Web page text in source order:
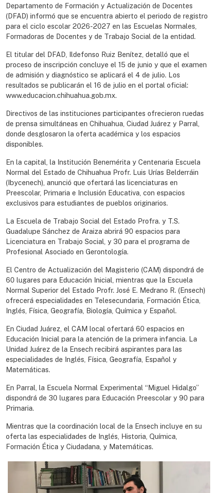
Departamento de Formación y Actualización de Docentes
(DFAD) informó que se encuentra abierto el periodo de registro
para el ciclo escolar 2026-2027 en las Escuelas Normales,
Formadoras de Docentes y de Trabajo Social de la entidad.
El titular del DFAD, Ildefonso Ruiz Benítez, detalló que el
proceso de inscripción concluye el 15 de junio y que el examen
de admisión y diagnóstico se aplicará el 4 de julio. Los
resultados se publicarán el 16 de julio en el portal oficial:
www.educacion.chihuahua.gob.mx.
Directivos de las instituciones participantes ofrecieron ruedas
de prensa simultáneas en Chihuahua, Ciudad Juárez y Parral,
donde desglosaron la oferta académica y los espacios
disponibles.
En la capital, la Institución Benemérita y Centenaria Escuela
Normal del Estado de Chihuahua Profr. Luis Urías Belderráin
(Ibycenech), anunció que ofertará las licenciaturas en
Preescolar, Primaria e Inclusión Educativa, con espacios
exclusivos para estudiantes de pueblos originarios.
La Escuela de Trabajo Social del Estado Profra. y T.S.
Guadalupe Sánchez de Araiza abrirá 90 espacios para
Licenciatura en Trabajo Social, y 30 para el programa de
Profesional Asociado en Gerontología.
El Centro de Actualización del Magisterio (CAM) dispondrá de
60 lugares para Educación Inicial, mientras que la Escuela
Normal Superior del Estado Profr. José E. Medrano R. (Ensech)
ofrecerá especialidades en Telesecundaria, Formación Ética,
Inglés, Física, Geografía, Biología, Química y Español.
En Ciudad Juárez, el CAM local ofertará 60 espacios en
Educación Inicial para la atención de la primera infancia. La
Unidad Juárez de la Ensech recibirá aspirantes para las
especialidades de Inglés, Física, Geografía, Español y
Matemáticas.
En Parral, la Escuela Normal Experimental “Miguel Hidalgo”
dispondrá de 30 lugares para Educación Preescolar y 90 para
Primaria.
Mientras que la coordinación local de la Ensech incluye en su
oferta las especialidades de Inglés, Historia, Química,
Formación Ética y Ciudadana, y Matemáticas.